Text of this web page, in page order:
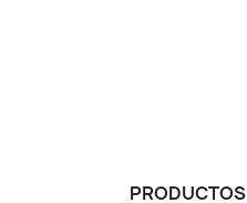
PRODUCTOS